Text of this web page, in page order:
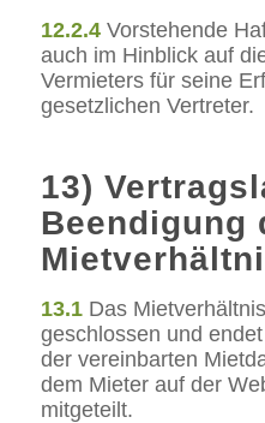
12.2.4 Vorstehende
auch im Hinblick auf
Vermieters für seine
gesetzlichen Vertreter.
13)
Beendigung
13.1 Das
geschlossen und
der vereinbarten
dem Mieter auf der
mitgeteilt.